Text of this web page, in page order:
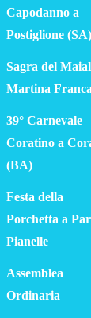
Capodanno a
Postiglione (SA)
Sagra del
Martina Franca
39° Carnevale
Coratino a
(BA)
Festa della
Porchetta a
Pianelle
Assemblea
Ordinaria